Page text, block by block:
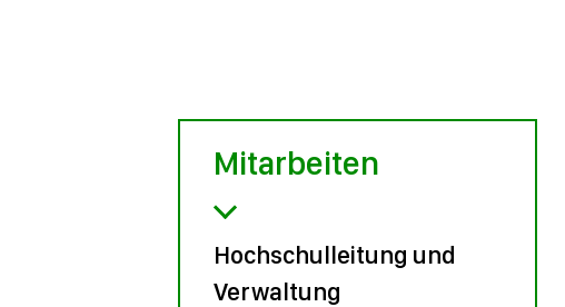
Mitarbeiten
Hochschulleitung und
Verwaltung